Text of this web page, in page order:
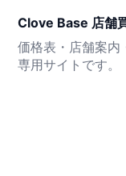
Clove Base 店舗
価格表・店舗案内
専用サイトです。